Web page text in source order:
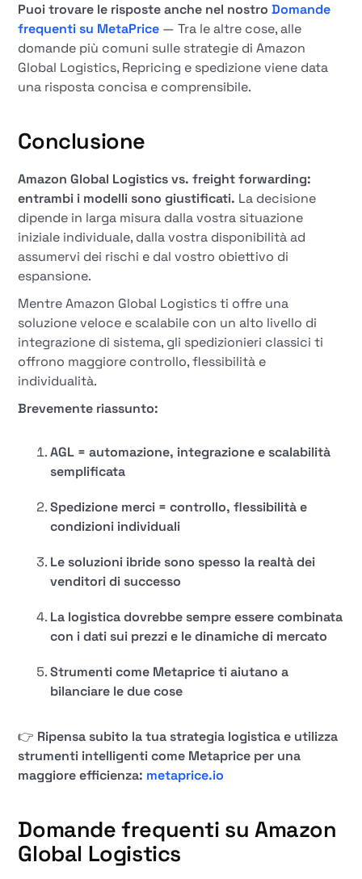
Puoi trovare le risposte anche nel nostroDomande
frequenti su MetaPrice — Tra le altre cose, alle
domande più comuni sulle strategie di Amazon
Global Logistics, Repricing e spedizione viene data
una risposta concisa e comprensibile.
Conclusione
Amazon Global Logistics vs. freight forwarding:
entrambi i modelli sono giustificati. La decisione
dipende in larga misura dalla vostra situazione
iniziale individuale, dalla vostra disponibilità ad
assumervi dei rischi e dal vostro obiettivo di
espansione.
Mentre Amazon Global Logistics ti offre una
soluzione veloce e scalabile con un alto livello di
integrazione di sistema, gli spedizionieri classici ti
offrono maggiore controllo, flessibilità e
individualità.
Brevemente riassunto:
AGL = automazione, integrazione e scalabilità
semplificata
Spedizione merci = controllo, flessibilità e
condizioni individuali
Le soluzioni ibride sono spesso la realtà dei
venditori di successo
La logistica dovrebbe sempre essere combinata
con i dati sui prezzi e le dinamiche di mercato
Strumenti come Metaprice ti aiutano a
bilanciare le due cose
👉 Ripensa subito la tua strategia logistica e utilizza
strumenti intelligenti come Metaprice per una
maggiore efficienza: metaprice.io
Domande frequenti su Amazon
Global Logistics